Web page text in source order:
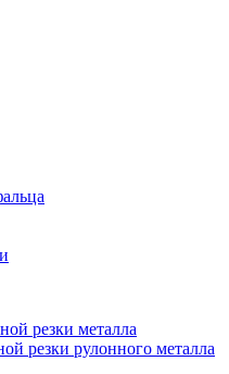
резки металла
резки рулонного металла